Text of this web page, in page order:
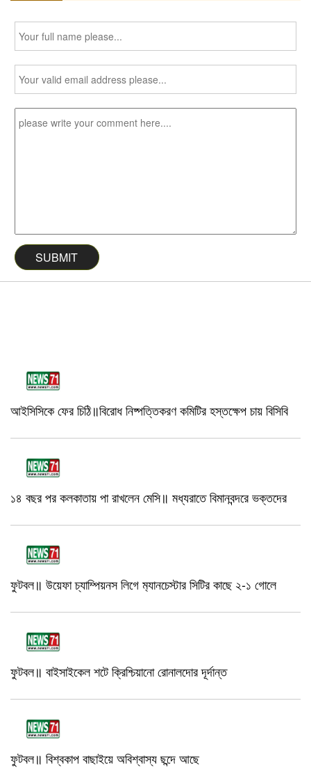
আইসিসিকে ফের চিঠি॥বিরোধ নিষ্পত্তিকরণ কমিটির হস্তক্ষেপ চায় বিসিবি
১৪ বছর পর কলকাতায় পা রাখলেন মেসি॥ মধ্যরাতে বিমানবন্দরে ভক্তদের
ফুটবল॥ উয়েফা চ্যাম্পিয়নস লিগে ম‍্যানচেস্টার সিটির কাছে ২-১ গোলে
ফুটবল॥ বাইসাইকেল শটে ক্রিশ্চিয়ানো রোনালদোর দূর্দান্ত
ফুটবল॥ বিশ্বকাপ বাছাইয়ে অবিশ্বাস্য ছন্দে আছে